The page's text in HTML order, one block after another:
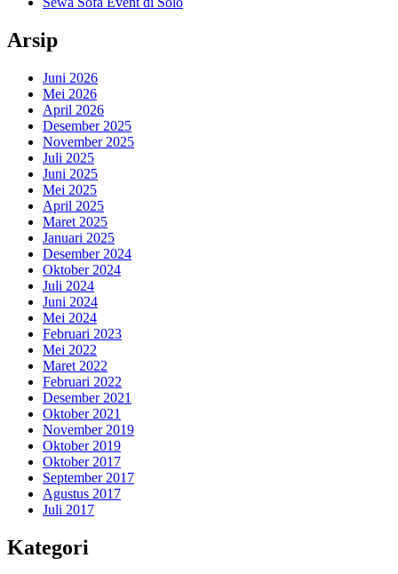
Arsip
Juni 2026
Mei 2026
April 2026
Desember 2025
November 2025
Juli 2025
Juni 2025
Mei 2025
April 2025
Maret 2025
Januari 2025
Desember 2024
Oktober 2024
Juli 2024
Juni 2024
Mei 2024
Februari 2023
Mei 2022
Maret 2022
Februari 2022
Desember 2021
Oktober 2021
November 2019
Oktober 2019
Oktober 2017
September 2017
Agustus 2017
Juli 2017
Kategori